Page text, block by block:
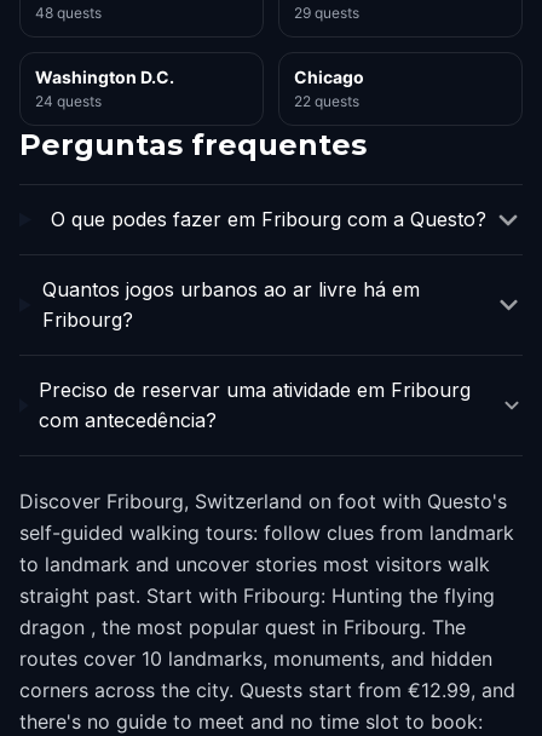
48 quests 29 quests
Washington D.C.
24 quests
Chicago
22 quests
Perguntas frequentes
O que podes fazer em Fribourg com a Questo?
Quantos jogos urbanos ao ar livre há em
Fribourg?
Preciso de reservar uma atividade em Fribourg
com antecedência?
Discover Fribourg, Switzerland on foot with Questo's
self-guided walking tours: follow clues from landmark
to landmark and uncover stories most visitors walk
straight past. Start with Fribourg: Hunting the flying
dragon , the most popular quest in Fribourg. The
routes cover 10 landmarks, monuments, and hidden
corners across the city. Quests start from €12.99, and
there's no guide to meet and no time slot to book: